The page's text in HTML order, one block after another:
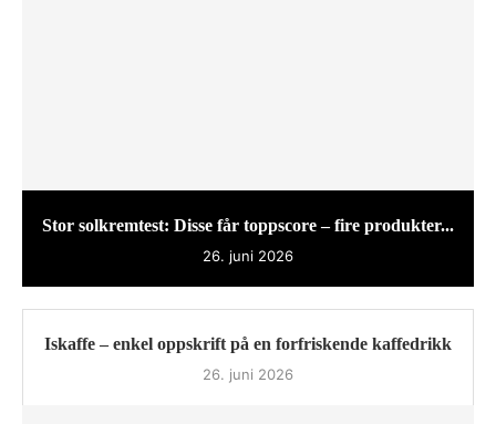
Stor solkremtest: Disse får toppscore – fire produkter...
26. juni 2026
Iskaffe – enkel oppskrift på en forfriskende kaffedrikk
26. juni 2026